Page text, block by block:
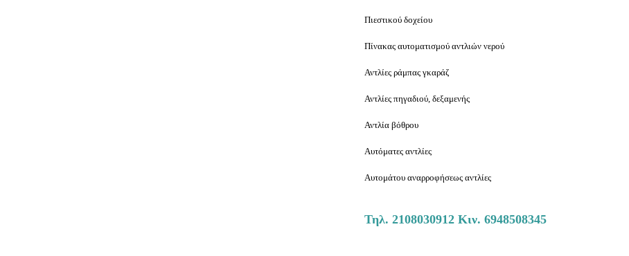
Πιεστικού δοχείου
Πίνακας αυτοματισμού αντλιών νερού
Αντλίες ράμπας γκαράζ
Αντλίες πηγαδιού, δεξαμενής
Αντλία βόθρου
Αυτόματες αντλίες
Αυτομάτου αναρροφήσεως αντλίες
Τηλ. 2108030912 Κιν. 6948508345